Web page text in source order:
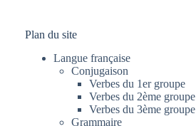
Plan du site
Langue française
Conjugaison
Verbes du 1er groupe
Verbes du 2ème groupe
Verbes du 3ème groupe
Grammaire